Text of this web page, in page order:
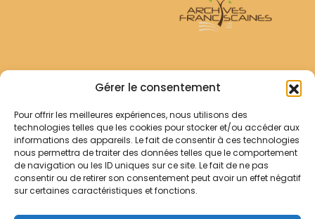
Gérer le consentement
Pour offrir les meilleures expériences, nous utilisons des
technologies telles que les cookies pour stocker et/ou accéder aux
informations des appareils. Le fait de consentir à ces technologies
nous permettra de traiter des données telles que le comportement
de navigation ou les ID uniques sur ce site. Le fait de ne pas
consentir ou de retirer son consentement peut avoir un effet négatif
sur certaines caractéristiques et fonctions.
Archives Franciscaines
RECHERCHER
Comment chercher ?
Les archives
Notre démarche